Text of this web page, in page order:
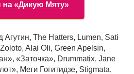
на «Дикую Мяту»
Агутин, The Hatters, Lumen, Sati
Alai Oli, Green Apelsin,
«Заточка», Drummatix, Jane
Меги Гогитидзе, Stigmata,